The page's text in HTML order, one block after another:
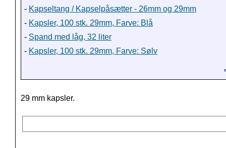
- Kapseltang / Kapselpåsætter - 26mm og 29mm
- Kapsler, 100 stk. 29mm, Farve: Blå
- Spand med låg, 32 liter
- Kapsler, 100 stk. 29mm, Farve: Sølv
29 mm kapsler.